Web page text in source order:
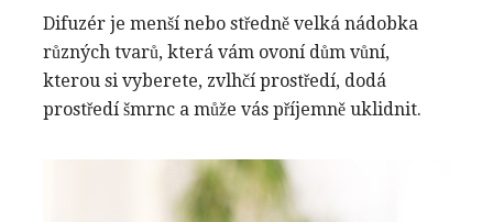
Difuzér je menší nebo středně velká nádobka
různých tvarů, která vám ovoní dům vůní,
kterou si vyberete, zvlhčí prostředí, dodá
prostředí šmrnc a může vás příjemně uklidnit.